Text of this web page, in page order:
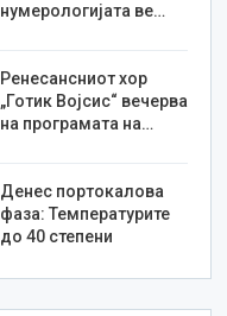
нумерологијата ве…
Ренесансниот хор
„Готик Војсис“ вечерва
на програмата на…
Денес портокалова
фаза: Температурите
до 40 степени